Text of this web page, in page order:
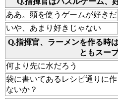
ああ。頭を使うゲームが好きだ
いや、あまり好きじゃない
Q.指揮官、ラーメンを作る時
ともスー
何より先に水だろう
袋に書いてあるレシピ通りに
ないか？